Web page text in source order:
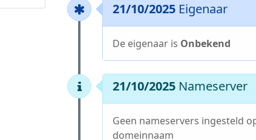
21/10/2025 Eigenaar
De eigenaar is Onbekend
21/10/2025 Nameserver
Geen nameservers ingesteld
domeinnaam